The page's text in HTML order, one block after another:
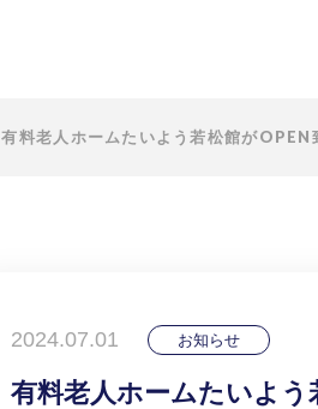
有料老人ホームたいよう若松館がOPEN
2024.07.01 お知らせ
有料老人ホームたいよう